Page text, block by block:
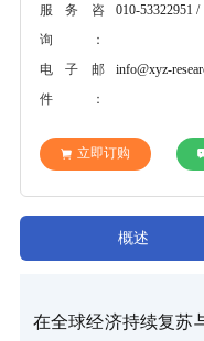
服务咨
询：
010-53322951
电子邮
件：
info@xyz-
立即订购
概述
在全球经济持续复苏